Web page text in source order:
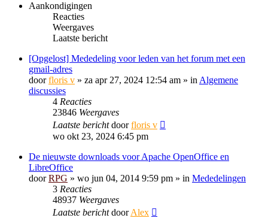
Aankondigingen
Reacties
Weergaves
Laatste bericht
[Opgelost] Mededeling voor leden van het forum met een
gmail-adres
doorfloris v » za apr 27, 2024 12:54 am » in Algemene
discussies
4 Reacties
23846 Weergaves
Laatste berichtdoorfloris v
wo okt 23, 2024 6:45 pm
De nieuwste downloads voor Apache OpenOffice en
LibreOffice
doorRPG » wo jun 04, 2014 9:59 pm » in Mededelingen
3 Reacties
48937 Weergaves
Laatste berichtdoorAlex